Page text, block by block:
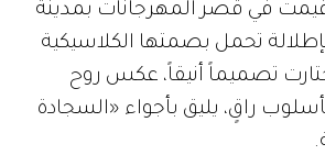
أقيمت في قصر المهرجانات بمدينة
تحمل بصمتها الكلاسيكية
تصميماً أنيقاً، عكس روح
راقٍ، يليق بأجواء «السجادة